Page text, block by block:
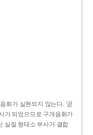
화가 실현되지 않는다. ‘곧
가 되었으므로 구개음화가
실질 형태소 부사가 결합